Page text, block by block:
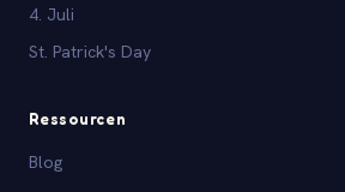
4. Juli
St. Patrick's Day
Ressourcen
Blog